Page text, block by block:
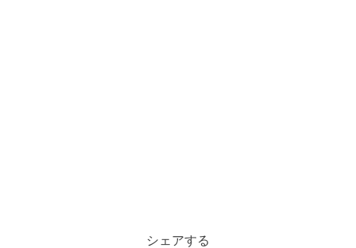
シェアする